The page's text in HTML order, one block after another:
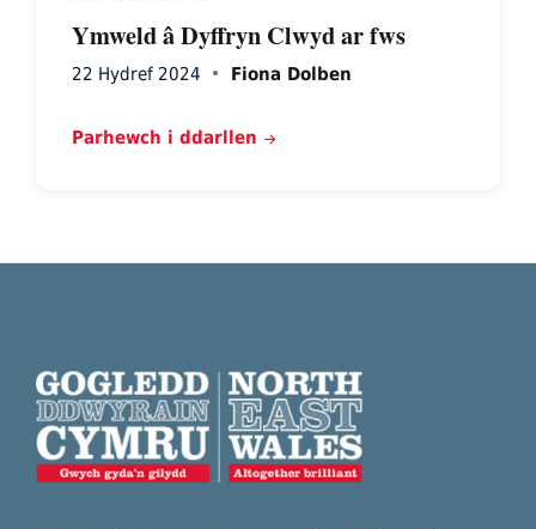
Ymweld â Dyffryn Clwyd ar fws
22 Hydref 2024 Fiona Dolben
Parhewch i ddarllen